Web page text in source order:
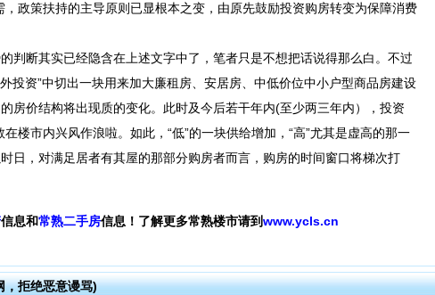
，政策扶持的主导原则已显根本之变，由原先鼓励投资购房转变为保障消费
断其实已经隐含在上述文字中了，笔者只是不想把话说得那么白。不过
投资”中切出一块用来加大廉租房、安居房、中低价位中小户型商品房建设
房价结构将出现质的变化。此时及今后若干年内(至少两三年内），投资
楼市内兴风作浪啦。如此，“低”的一块供给增加，“高”尤其是虚高的那一
，对满足居者有其屋的那部分购房者而言，购房的时间窗口将梯次打
信息和常熟二手房信息！了解更多常熟楼市请到www.ycls.cn
，拒绝恶意谩骂)